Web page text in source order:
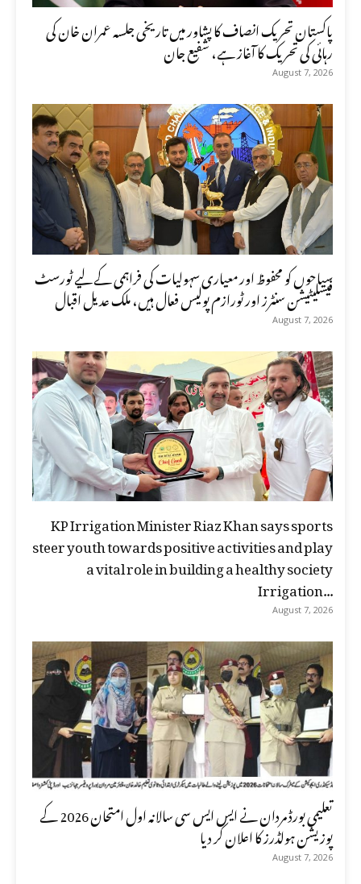
پاکستان تحریک انصاف کا پشاور میں تاریخی جلسہ عمران خان کی
رہائی کی تحریک کا آغاز ہے، شفیع جان
August 7, 2026
سیاحوں کو محفوظ اور معیاری سہولیات کی فراہمی کے لیے ٹورسٹ
فیسلیٹیشن سنٹرز اور ٹورازم پولیس فعال ہیں، ملک عدیل اقبال
August 7, 2026
KP Irrigation Minister Riaz Khan says sports
steer youth towards positive activities and play
a vital role in building a healthy society
Irrigation...
August 7, 2026
تعلیمی بورڈ مردان نے ایس ایس سی سالانہ اول امتحان 2026 کے
پوزیشن ہولڈرز کا اعلان کر دیا
August 7, 2026